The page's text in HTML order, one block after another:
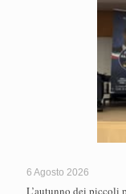
6 Agosto 2026
L’autunno dei piccoli